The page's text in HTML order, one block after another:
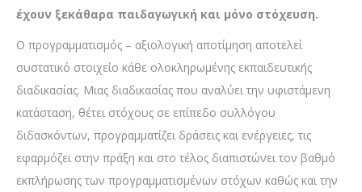
έχουν ξεκάθαρα παιδαγωγική και μόνο στόχευση.
Ο προγραμματισμός – αξιολογική αποτίμηση αποτελεί
συστατικό στοιχείο κάθε ολοκληρωμένης εκπαιδευτικής
διαδικασίας. Μιας διαδικασίας που αναλύει την υφιστάμενη
κατάσταση, θέτει στόχους σε επίπεδο συλλόγου
διδασκόντων, προγραμματίζει δράσεις και ενέργειες, τις
εφαρμόζει στην πράξη και στο τέλος διαπιστώνει τον βαθμό
εκπλήρωσης των προγραμματισμένων στόχων καθώς και την